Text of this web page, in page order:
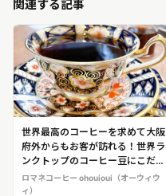
関連する記事
世界最高のコーヒーを求めて大阪
府外からもお客が訪れる！世界ラ
ンクトップのコーヒー豆にこだわ
ったコーヒー専門店！「ロマネコ
ーヒー ohouioui（オーウィウ
ロマネコーヒー ohouioui（オーウィウ
ィ）